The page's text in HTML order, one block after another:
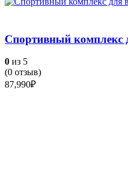
Спортивный комплекс
0 из 5
(0 отзыв)
87,990₽